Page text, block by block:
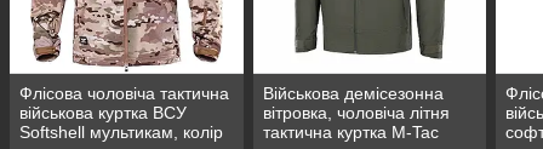
Флісова чоловіча тактична
військова куртка ВСУ
Softshell мультикам, колір
Військова демісезонна
вітровка, чоловіча літня
тактична куртка M-Tac